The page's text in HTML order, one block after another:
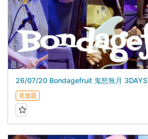
26/07/20 Bondagefruit 鬼怒無月 3DAYS
見放題